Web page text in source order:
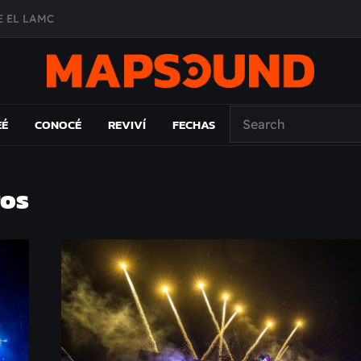
ÉPOCA EN FORMA DE DISCO
EL ENSAYO
CONOCÉ REVIVÍ FECHAS